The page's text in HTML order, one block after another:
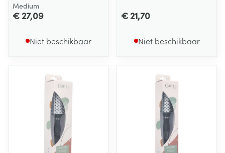
Medium
€ 27,09
Niet beschikbaar
€ 21,70
Niet beschikbaar